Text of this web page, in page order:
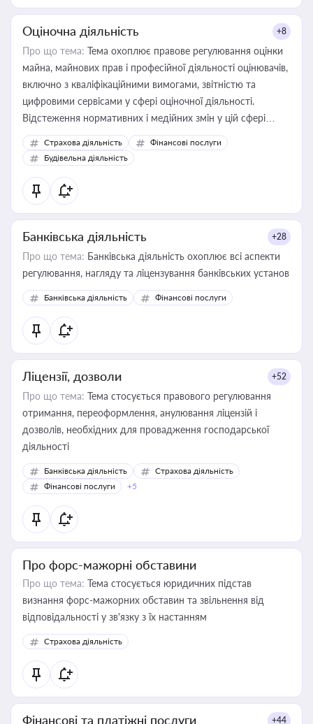
Оціночна діяльність +8
Про що тема: Тема охоплює правове регулювання оцінки
майна, майнових прав і професійної діяльності оцінювачів,
включно з кваліфікаційними вимогами, звітністю та
цифровими сервісами у сфері оціночної діяльності.
Відстеження нормативних і медійних змін у цій сфері
корисне для власника бізнесу, керівника, юриста або
бухгалтера під час оподаткування, приватизації, оренди
державного майна, корпоративних угод і перевірки
статусу суб'єктів оціночної діяльності
Страхова діяльність
Фінансові послуги
Будівельна діяльність
Банківська діяльність +28
Про що тема: Банківська діяльність охоплює всі аспекти
регулювання, нагляду та ліцензування банківських установ
Банківська діяльність Фінансові послуги
Ліцензії, дозволи +52
Про що тема: Тема стосується правового регулювання
отримання, переоформлення, анулювання ліцензій і
дозволів, необхідних для провадження господарської
діяльності
Банківська діяльність
Страхова діяльність
Фінансові послуги
+5
Про форс-мажорні обставини
Про що тема: Тема стосується юридичних підстав
визнання форс-мажорних обставин та звільнення від
відповідальності у зв'язку з їх настанням
Страхова діяльність
Фінансові та платіжні послуги +44